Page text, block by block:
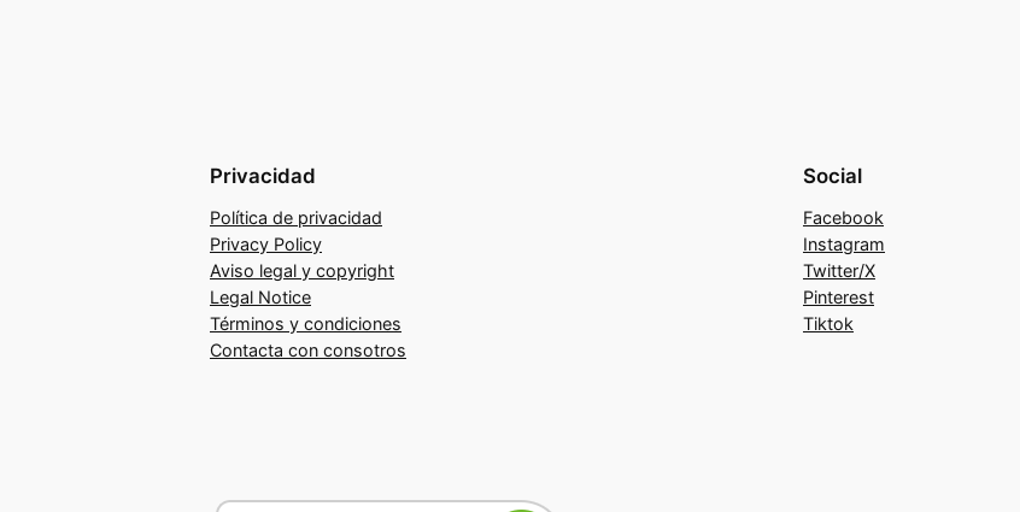
Privacidad
Política de privacidad
Privacy Policy
Aviso legal y copyright
Legal Notice
Términos y condiciones
Contacta con consotros
Social
Facebook
Instagram
Twitter/X
Pinterest
Tiktok